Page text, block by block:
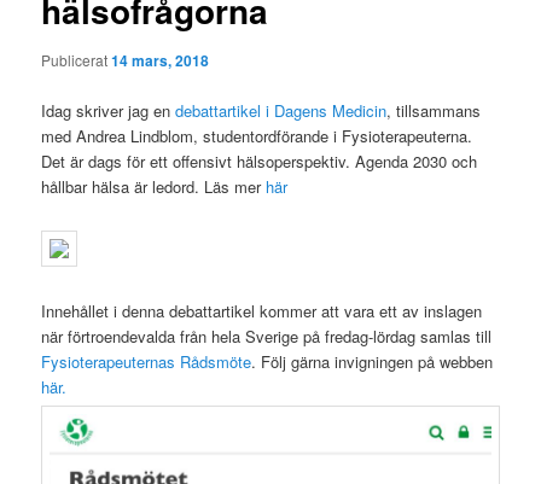
hälsofrågorna
Publicerat14 mars, 2018
Idag skriver jag endebattartikel i Dagens Medicin, tillsammans
med Andrea Lindblom, studentordförande i Fysioterapeuterna.
Det är dags för ett offensivt hälsoperspektiv. Agenda 2030 och
hållbar hälsa är ledord. Läs mer här
Innehållet i denna debattartikel kommer att vara ett av inslagen
när förtroendevalda från hela Sverige på fredag-lördag samlas till
Fysioterapeuternas Rådsmöte. Följ gärna invigningen på webben
här.